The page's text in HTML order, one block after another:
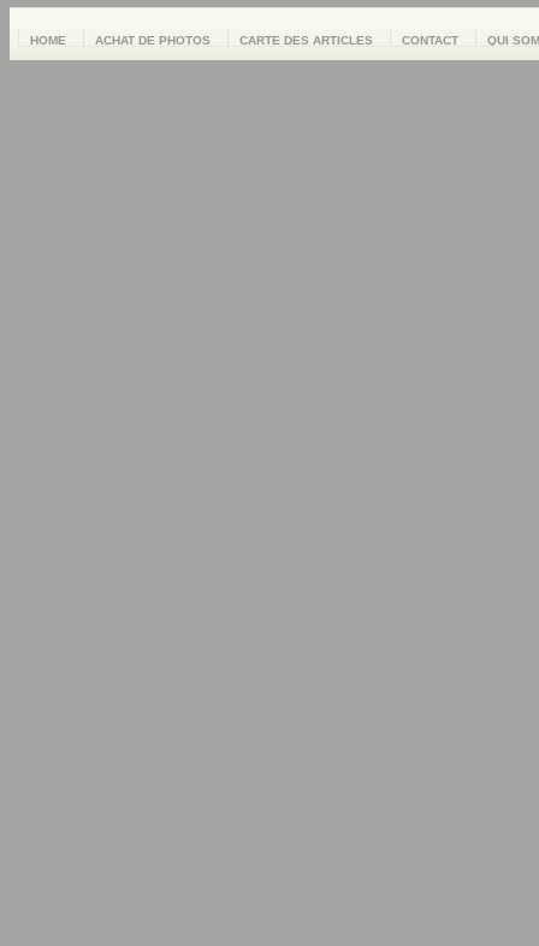
HOME ACHAT DE PHOTOS CARTE DES ARTICLES CONTACT QUI